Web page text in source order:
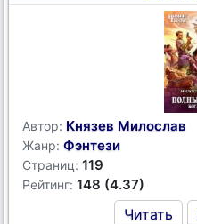
Автор: Князев Милослав
Жанр: Фэнтези
Страниц: 119
Рейтинг: 148 (4.37)
Читать